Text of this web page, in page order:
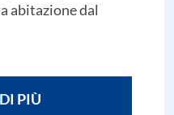
abitazione dal
PIÙ